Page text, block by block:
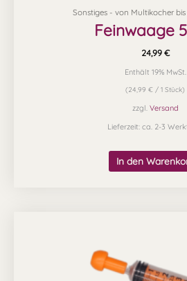
Sonstiges - von Multikocher
Feinwaage
24,99 €
Enthält 19% MwSt.
(24,99 € / 1 Stück)
zzgl. Versand
Lieferzeit: ca. 2-3
In den